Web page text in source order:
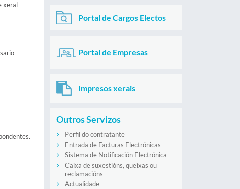
xeral
Portal de Cargos Electos
Portal de Empresas
Impresos xerais
Outros Servizos
Perfil do contratante
Entrada de Facturas Electrónicas
Sistema de Notificación Electrónica
Caixa de suxestións, queixas ou
reclamacións
Actualidade